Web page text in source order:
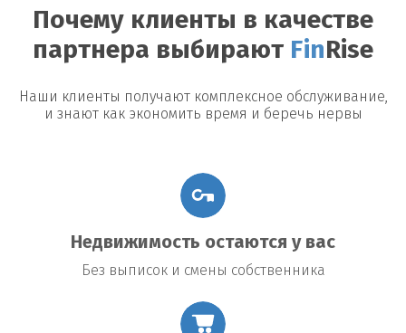
Почему клиенты в качестве
партнера выбирают Fin Rise
Наши клиенты получают комплексное обслуживание,
и знают как экономить время и беречь нервы
Недвижимость остаются у вас
Без выписок и смены собственника